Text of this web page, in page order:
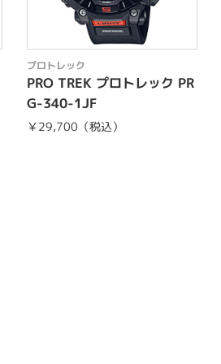
プロトレック
PRO TREK プロトレック PR
G-340-1JF
￥29,700（税込）